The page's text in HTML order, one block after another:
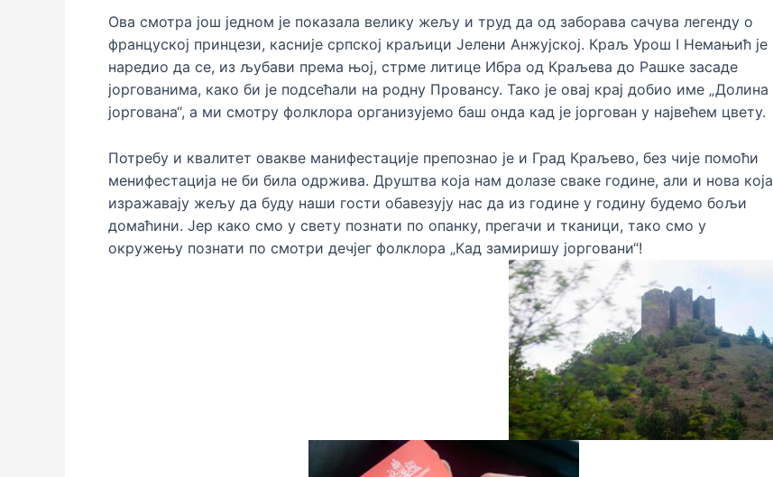
Ова смотра још једном је показала велику жељу и труд да од заборава сачува легенду о
француској принцези, касније српској краљици Јелени Анжујској. Краљ Урош I Немањић је
наредио да се, из љубави према њој, стрме литице Ибра од Краљева до Рашке засаде
јоргованима, како би је подсећали на родну Провансу. Тако је овај крај добио име „Долина
јоргована“, а ми смотру фолклора организујемо баш онда кад је јоргован у највећем цвету.
Потребу и квалитет овакве манифестације препознао је и Град Краљево, без чије помоћи
менифестација не би била одржива. Друштва која нам долазе сваке године, али и нова која
изражавају жељу да буду наши гости обавезују нас да из године у годину будемо бољи
домаћини. Јер како смо у свету познати по опанку, прегачи и тканици, тако смо у
окружењу познати по смотри дечјег фолклора „Кад замиришу јорговани“!